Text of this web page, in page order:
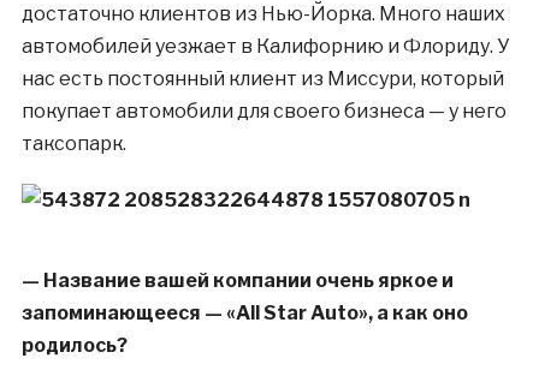
достаточно клиентов из Нью-Йорка. Много наших
автомобилей уезжает в Калифорнию и Флориду. У
нас есть постоянный клиент из Миссури, который
покупает автомобили для своего бизнеса — у него
таксопарк.
— Название вашей компании очень яркое и
запоминающееся — «All Star Auto», а как оно
родилось?